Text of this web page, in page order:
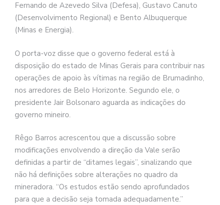
Fernando de Azevedo Silva (Defesa), Gustavo Canuto
(Desenvolvimento Regional) e Bento Albuquerque
(Minas e Energia).
O porta-voz disse que o governo federal está à
disposição do estado de Minas Gerais para contribuir nas
operações de apoio às vítimas na região de Brumadinho,
nos arredores de Belo Horizonte. Segundo ele, o
presidente Jair Bolsonaro aguarda as indicações do
governo mineiro.
Rêgo Barros acrescentou que a discussão sobre
modificações envolvendo a direção da Vale serão
definidas a partir de “ditames legais”, sinalizando que
não há definições sobre alterações no quadro da
mineradora. “Os estudos estão sendo aprofundados
para que a decisão seja tomada adequadamente.”